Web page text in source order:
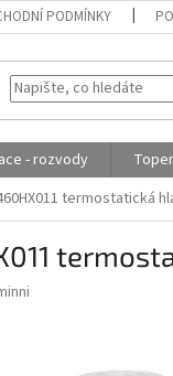
PODMÍNKY
- rozvody
termostatická